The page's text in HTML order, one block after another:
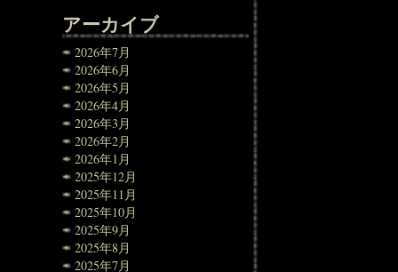
アーカイブ
2026年7月
2026年6月
2026年5月
2026年4月
2026年3月
2026年2月
2026年1月
2025年12月
2025年11月
2025年10月
2025年9月
2025年8月
2025年7月